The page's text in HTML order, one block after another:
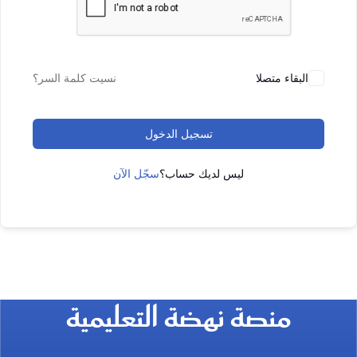
البقاء متصلا نسيت كلمة السر؟
تسجيل الدخول
ليس لديك حساب؟سجّل الآن
منصة نهضة التعليمية